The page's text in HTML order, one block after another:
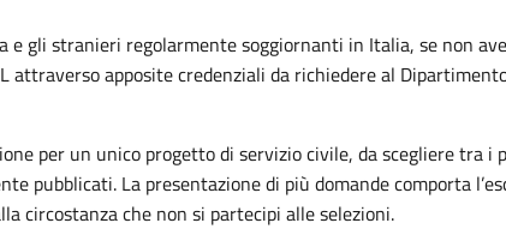
e gli stranieri regolarmente soggiornanti in Italia, se non
attraverso apposite credenziali da richiedere al
per un unico progetto di servizio civile, da scegliere tra
pubblicati. La presentazione di più domande comporta
circostanza che non si partecipi alle selezioni.